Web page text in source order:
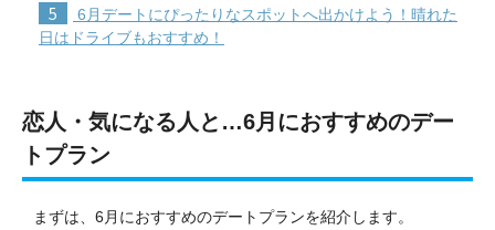
5
6月デートにぴったりなスポットへ出かけよう！晴れた
日はドライブもおすすめ！
恋人・気になる人と…6月におすすめのデー
トプラン
まずは、6月におすすめのデートプランを紹介します。